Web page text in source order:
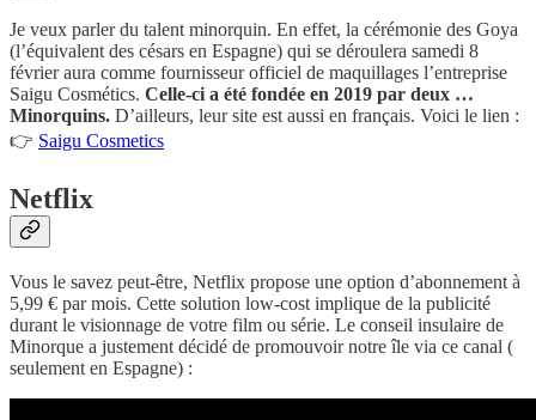
Je veux parler du talent minorquin. En effet, la cérémonie des Goya
(l’équivalent des césars en Espagne) qui se déroulera samedi 8
février aura comme fournisseur officiel de maquillages l’entreprise
Saigu Cosmétics. Celle-ci a été fondée en 2019 par deux …
Minorquins. D’ailleurs, leur site est aussi en français. Voici le lien :
👉 Saigu Cosmetics
Netflix
Vous le savez peut-être, Netflix propose une option d’abonnement à
5,99 € par mois. Cette solution low-cost implique de la publicité
durant le visionnage de votre film ou série. Le conseil insulaire de
Minorque a justement décidé de promouvoir notre île via ce canal (
seulement en Espagne) :